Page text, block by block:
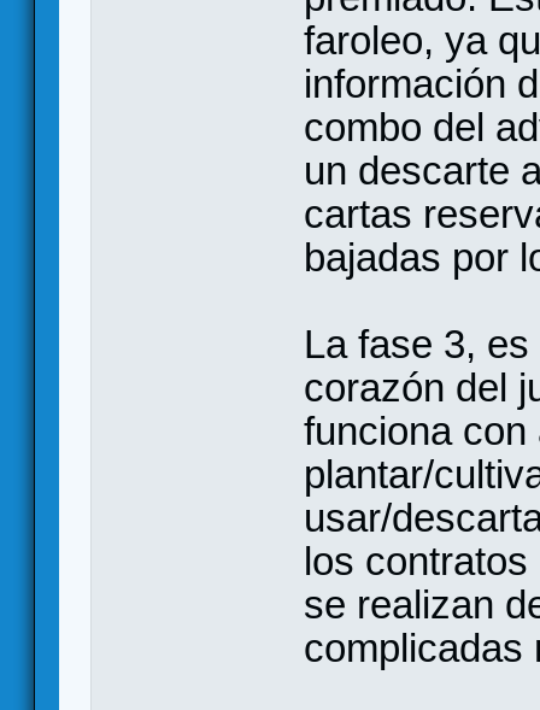
faroleo, ya
información
combo del
un descarte
cartas
bajadas por
La fase 3,
corazón del
funciona con
plantar/
usar/
los
se realizan
complicadas